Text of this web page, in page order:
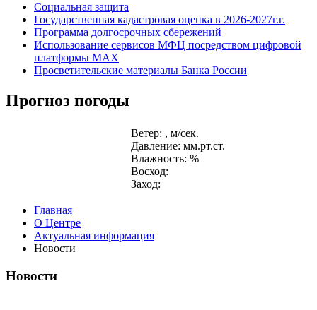
Социальная защита
Государственная кадастровая оценка в 2026-2027г.г.
Программа долгосрочных сбережений
Использование сервисов МФЦ посредством цифровой
платформы MAX
Просветительские материалы Банка России
Прогноз погоды
Ветер: , м/сек.
Давление: мм.рт.ст.
Влажность: %
Восход:
Заход:
Главная
О Центре
Актуальная информация
Новости
Новости